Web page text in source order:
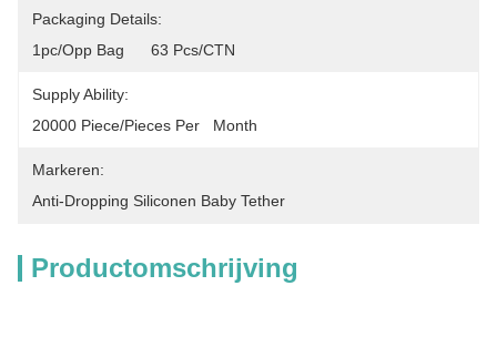
Packaging Details:
1pc/opp Bag      63 Pcs/CTN
Supply Ability:
20000 Piece/Pieces Per   Month
Markeren:
Anti-Dropping Siliconen Baby Tether
Productomschrijving